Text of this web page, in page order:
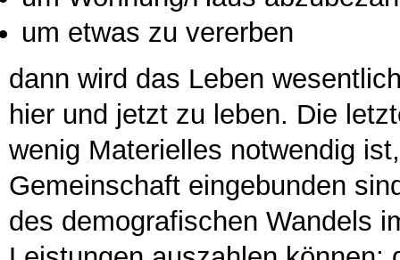
um etwas zu vererben
dann wird das Leben
hier und jetzt zu leben. Die
wenig Materielles notwendig
Gemeinschaft eingebunden
des demografischen Wandels